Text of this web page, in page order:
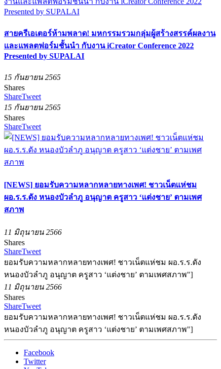
สายครีเอเตอร์ห้ามพลาด! มหกรรมรวมกลุ่มผู้สร้างสรรค์ผลงาน
และแพลตฟอร์มชั้นนำ กับงาน iCreator Conference 2022
Presented by SUPALAI
15 กันยายน 2565
Shares
ShareTweet
15 กันยายน 2565
Shares
ShareTweet
[NEWS] ยอมรับความหลากหลายทางเพศ! ชาวเน็ตแห่ชม
ผอ.ร.ร.ดัง หนองบัวลำภู อนุญาต ครูสาว ‘แต่งชาย’ ตามเพศ
สภาพ
11 มิถุนายน 2566
Shares
ShareTweet
ยอมรับความหลากหลายทางเพศ! ชาวเน็ตแห่ชม ผอ.ร.ร.ดัง
หนองบัวลำภู อนุญาต ครูสาว ‘แต่งชาย’ ตามเพศสภาพ"]
11 มิถุนายน 2566
Shares
ShareTweet
ยอมรับความหลากหลายทางเพศ! ชาวเน็ตแห่ชม ผอ.ร.ร.ดัง
หนองบัวลำภู อนุญาต ครูสาว ‘แต่งชาย’ ตามเพศสภาพ"]
Facebook
Twitter